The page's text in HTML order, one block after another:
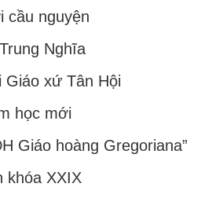
cầu nguyện
Nghĩa
Giáo xứ Tân Hội
học mới
Giáo hoàng Gregoriana”
khóa XXIX